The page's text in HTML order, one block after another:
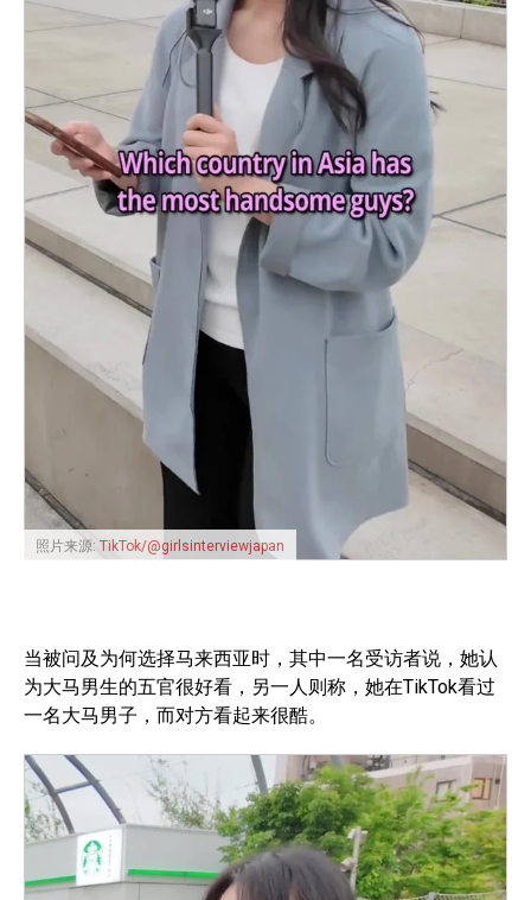
照片来源: TikTok/@girlsinterviewjapan
当被问及为何选择马来西亚时，其中一名受访者说，她认
为大马男生的五官很好看，另一人则称，她在TikTok看过
一名大马男子，而对方看起来很酷。